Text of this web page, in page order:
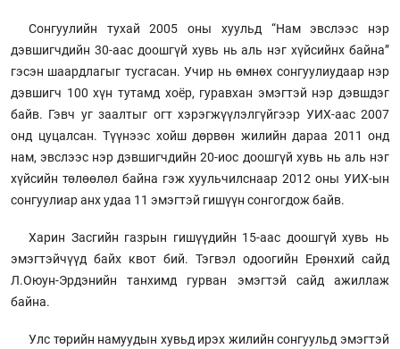
Сонгуулийн тухай 2005 оны хуульд “Нам эвслээс нэр
дэвшигчдийн 30-аас доошгүй хувь нь аль нэг хүйсийнх байна”
гэсэн шаардлагыг тусгасан. Учир нь өмнөх сонгуулиудаар нэр
дэвшигч 100 хүн тутамд хоёр, гуравхан эмэгтэй нэр дэвшдэг
байв. Гэвч уг заалтыг огт хэрэгжүүлэлгүйгээр УИХ-аас 2007
онд цуцалсан. Түүнээс хойш дөрвөн жилийн дараа 2011 онд
нам, эвслээс нэр дэвшигчдийн 20-иос доошгүй хувь нь аль нэг
хүйсийн төлөөлөл байна гэж хуульчилснаар 2012 оны УИХ-ын
сонгуулиар анх удаа 11 эмэгтэй гишүүн сонгогдож байв.
Харин Засгийн газрын гишүүдийн 15-аас доошгүй хувь нь
эмэгтэйчүүд байх квот бий. Тэгвэл одоогийн Ерөнхий сайд
Л.Оюун-Эрдэнийн танхимд гурван эмэгтэй сайд ажиллаж
байна.
Улс төрийн намуудын хувьд ирэх жилийн сонгуульд эмэгтэй